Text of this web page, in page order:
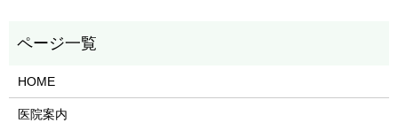
HOME
医院案内